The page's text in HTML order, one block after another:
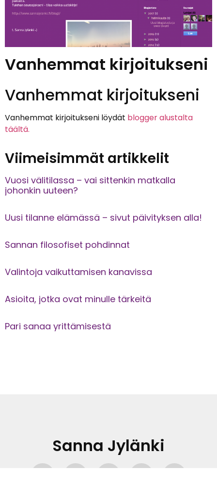
Vanhemmat kirjoitukseni
Vanhemmat kirjoitukseni
Vanhemmat kirjoitukseni löydät blogger alustalta
täältä.
Viimeisimmät artikkelit
Vuosi välitilassa – vai sittenkin matkalla
johonkin uuteen?
Uusi tilanne elämässä – sivut päivityksen alla!
Sannan filosofiset pohdinnat
Valintoja vaikuttamisen kanavissa
Asioita, jotka ovat minulle tärkeitä
Pari sanaa yrittämisestä
Sanna Jylänki